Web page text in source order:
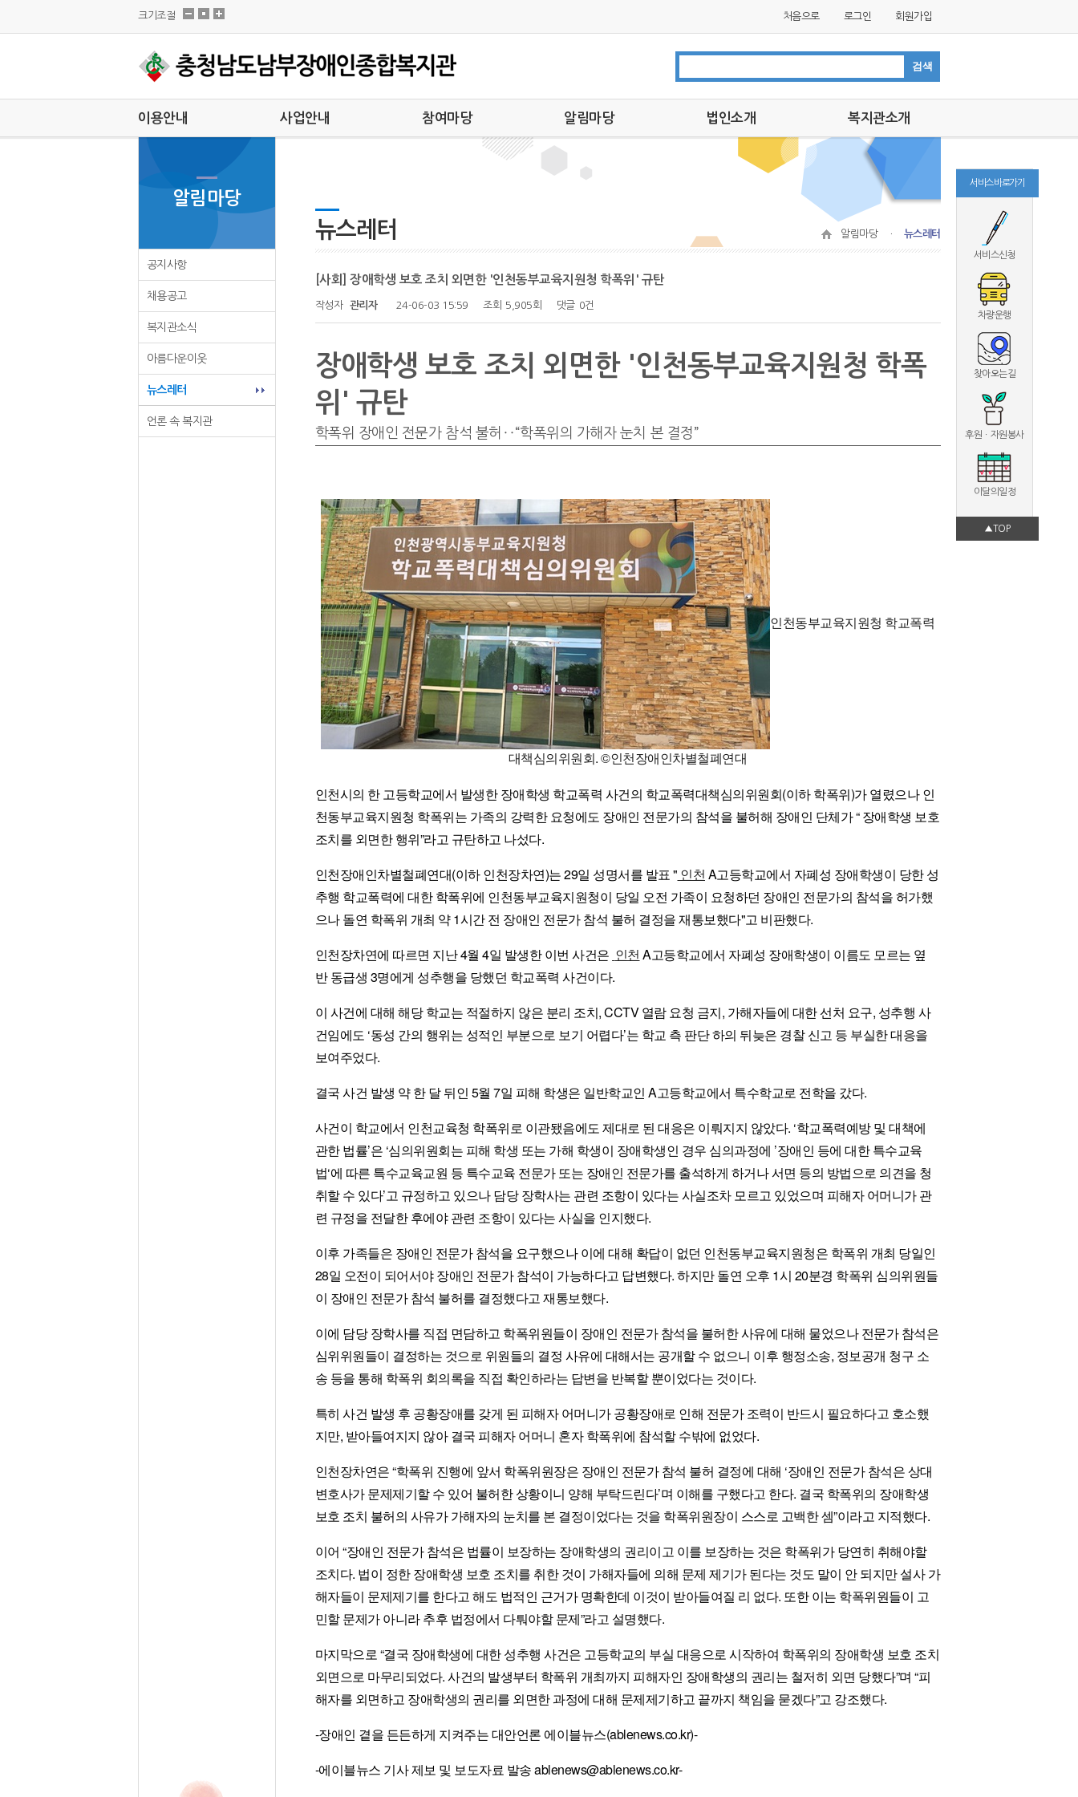
처음으로 로그인 회원가입
크기조절
이용안내
이달의 일정
견학안내
실습안내
사업안내 참여마당
온라인 상담
알림마당
공지사항
뉴스레터
언론 속 복지관
법인소개 복지관소개
인사말
미션,비전
시설안내
서비스 바로가기
서비스신청
차량운행
찾아오는길
후원ㆍ자원봉사
이달의일정
▲TOP
알림마당
공지사항
채용공고
복지관소식
아름다운이웃
뉴스레터
언론 속 복지관
뉴스레터 알림마당 ㆍ 뉴스레터
[사회] 장애학생 보호 조치 외면한 '인천동부교육지원청 학폭위' 규탄
작성자 관리자 24-06-03 15:59 조회 5,905회 댓글 0건
장애학생 보호 조치 외면한 '인천동부교육지원청 학폭
위' 규탄
학폭위 장애인 전문가 참석 불허‥“학폭위의 가해자 눈치 본 결정”
인천동부교육지원청 학교폭력
대책심의위원회. ©인천장애인차별철폐연대
인천시의 한 고등학교에서 발생한 장애학생 학교폭력 사건의 학교폭력대책심의위원회(이하 학폭위)가 열렸으나 인
천동부교육지원청 학폭위는 가족의 강력한 요청에도 장애인 전문가의 참석을 불허해 장애인 단체가 “ 장애학생 보호
조치를 외면한 행위”라고 규탄하고 나섰다.
인천장애인차별철폐연대(이하 인천장차연)는 29일 성명서를 발표 " 인천 A고등학교에서 자폐성 장애학생이 당한 성
추행 학교폭력에 대한 학폭위에 인천동부교육지원청이 당일 오전 가족이 요청하던 장애인 전문가의 참석을 허가했
으나 돌연 학폭위 개최 약 1시간 전 장애인 전문가 참석 불허 결정을 재통보했다"고 비판했다.
인천장차연에 따르면 지난 4월 4일 발생한 이번 사건은 인천 A고등학교에서 자폐성 장애학생이 이름도 모르는 옆
반 동급생 3명에게 성추행을 당했던 학교폭력 사건이다.
이 사건에 대해 해당 학교는 적절하지 않은 분리 조치, CCTV 열람 요청 금지, 가해자들에 대한 선처 요구, 성추행 사
건임에도 ‘동성 간의 행위는 성적인 부분으로 보기 어렵다’는 학교 측 판단 하의 뒤늦은 경찰 신고 등 부실한 대응을
보여주었다.
결국 사건 발생 약 한 달 뒤인 5월 7일 피해 학생은 일반학교인 A고등학교에서 특수학교로 전학을 갔다.
사건이 학교에서 인천교육청 학폭위로 이관됐음에도 제대로 된 대응은 이뤄지지 않았다. ‘학교폭력예방 및 대책에
관한 법률’은 ‘심의위원회는 피해 학생 또는 가해 학생이 장애학생인 경우 심의과정에 ’장애인 등에 대한 특수교육
법‘에 따른 특수교육교원 등 특수교육 전문가 또는 장애인 전문가를 출석하게 하거나 서면 등의 방법으로 의견을 청
취할 수 있다’고 규정하고 있으나 담당 장학사는 관련 조항이 있다는 사실조차 모르고 있었으며 피해자 어머니가 관
련 규정을 전달한 후에야 관련 조항이 있다는 사실을 인지했다.
이후 가족들은 장애인 전문가 참석을 요구했으나 이에 대해 확답이 없던 인천동부교육지원청은 학폭위 개최 당일인
28일 오전이 되어서야 장애인 전문가 참석이 가능하다고 답변했다. 하지만 돌연 오후 1시 20분경 학폭위 심의위원들
이 장애인 전문가 참석 불허를 결정했다고 재통보했다.
이에 담당 장학사를 직접 면담하고 학폭위원들이 장애인 전문가 참석을 불허한 사유에 대해 물었으나 전문가 참석은
심위위원들이 결정하는 것으로 위원들의 결정 사유에 대해서는 공개할 수 없으니 이후 행정소송, 정보공개 청구 소
송 등을 통해 학폭위 회의록을 직접 확인하라는 답변을 반복할 뿐이었다는 것이다.
특히 사건 발생 후 공황장애를 갖게 된 피해자 어머니가 공황장애로 인해 전문가 조력이 반드시 필요하다고 호소했
지만, 받아들여지지 않아 결국 피해자 어머니 혼자 학폭위에 참석할 수밖에 없었다.
인천장차연은 “학폭위 진행에 앞서 학폭위원장은 장애인 전문가 참석 불허 결정에 대해 ‘장애인 전문가 참석은 상대
변호사가 문제제기할 수 있어 불허한 상황이니 양해 부탁드린다’며 이해를 구했다고 한다. 결국 학폭위의 장애학생
보호 조치 불허의 사유가 가해자의 눈치를 본 결정이었다는 것을 학폭위원장이 스스로 고백한 셈”이라고 지적했다.
이어 “장애인 전문가 참석은 법률이 보장하는 장애학생의 권리이고 이를 보장하는 것은 학폭위가 당연히 취해야할
조치다. 법이 정한 장애학생 보호 조치를 취한 것이 가해자들에 의해 문제 제기가 된다는 것도 말이 안 되지만 설사 가
해자들이 문제제기를 한다고 해도 법적인 근거가 명확한데 이것이 받아들여질 리 없다. 또한 이는 학폭위원들이 고
민할 문제가 아니라 추후 법정에서 다퉈야할 문제”라고 설명했다.
마지막으로 “결국 장애학생에 대한 성추행 사건은 고등학교의 부실 대응으로 시작하여 학폭위의 장애학생 보호 조치
외면으로 마무리되었다. 사건의 발생부터 학폭위 개최까지 피해자인 장애학생의 권리는 철저히 외면 당했다”며 “피
해자를 외면하고 장애학생의 권리를 외면한 과정에 대해 문제제기하고 끝까지 책임을 묻겠다”고 강조했다.
-장애인 곁을 든든하게 지켜주는 대안언론 에이블뉴스(ablenews.co.kr)-
-에이블뉴스 기사 제보 및 보도자료 발송 ablenews@ablenews.co.kr-